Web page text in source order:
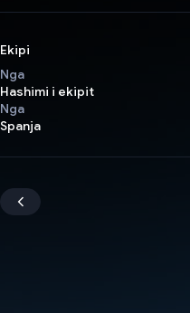
Ekipi
Nga
Hashimi i ekipit
Nga
Spanja